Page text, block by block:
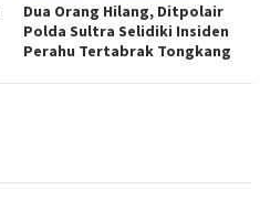
Dua Orang Hilang, Ditpolair
Polda Sultra Selidiki Insiden
Perahu Tertabrak Tongkang